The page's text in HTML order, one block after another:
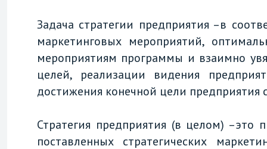
Задача стратегии предприятия –в
маркетинговых мероприятий,
мероприятиям программы и взаимно
целей, реализации видения
достижения конечной цели предприятия
Стратегия предприятия (в целом)
поставленных стратегических